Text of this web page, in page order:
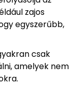
zajos
egyszerűbb,
csak
amelyek nem